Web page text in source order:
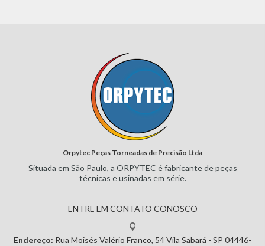
Orpytec Peças Torneadas de Precisão Ltda
Situada em São Paulo, a ORPYTEC é fabricante de peças
técnicas eusinadas em série.
ENTRE EM CONTATO CONOSCO
Endereço: Rua Moisés Valério Franco, 54Vila Sabará - SP 04446-